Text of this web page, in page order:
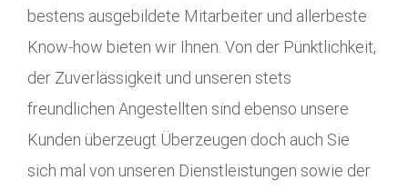
bestens ausgebildete Mitarbeiter und allerbeste
Know-how bieten wir Ihnen. Von der Pünktlichkeit,
der Zuverlässigkeit und unseren stets
freundlichen Angestellten sind ebenso unsere
Kunden überzeugt Überzeugen doch auch Sie
sich mal von unseren Dienstleistungen sowie der